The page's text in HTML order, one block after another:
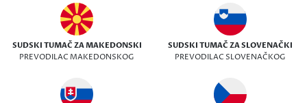
SUDSKI TUMAČ ZA MAKEDONSKI
PREVODILAC MAKEDONSKOG
SUDSKI TUMAČ ZA SLOVENAČKI
PREVODILAC SLOVENAČKOG